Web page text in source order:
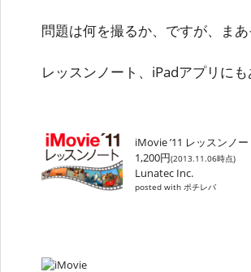
問題は何を撮るか、ですが、ま
レッスンノート、iPadアプリに
iMovie ’11 レッスンノー
1,200円(2013.11.06時点)
Lunatec Inc.
posted with ポチレバ